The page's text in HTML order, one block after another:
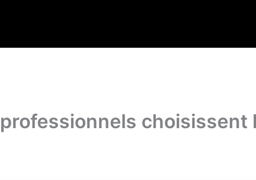
choisissent